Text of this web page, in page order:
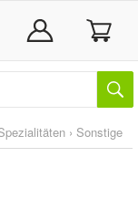
› Sonstige